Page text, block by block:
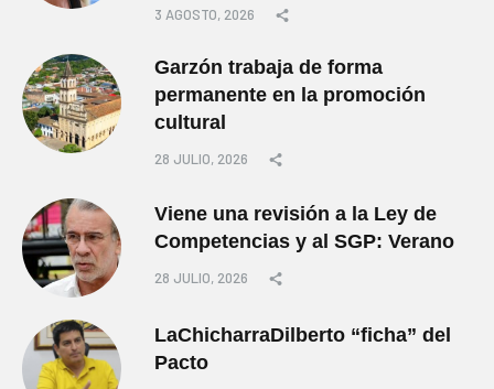
3 AGOSTO, 2026
Garzón trabaja de forma
permanente en la promoción
cultural
28 JULIO, 2026
Viene una revisión a la Ley de
Competencias y al SGP: Verano
28 JULIO, 2026
LaChicharraDilberto “ficha” del
Pacto